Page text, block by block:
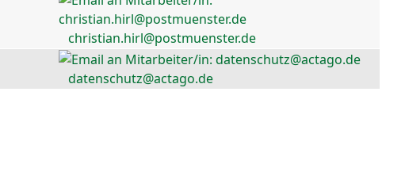
christian.hirl@postmuenster.de
datenschutz@actago.de